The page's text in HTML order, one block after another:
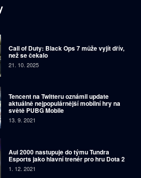
Call of Duty: Black Ops 7 může vyjít dřív,
než se čekalo
21. 10. 2025
Tencent na Twitteru oznámil update
aktuálně nejpopulárnější mobilní hry na
světě PUBG Mobile
13. 9. 2021
Aui 2000 nastupuje do týmu Tundra
Esports jako hlavní trenér pro hru Dota 2
1. 12. 2021